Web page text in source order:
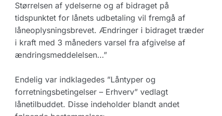
Størrelsen af ydelserne og af bidraget på
tidspunktet for lånets udbetaling vil fremgå af
låneoplysningsbrevet. Ændringer i bidraget træder
i kraft med 3 måneders varsel fra afgivelse af
ændringsmeddelelsen…”
Endelig var indklagedes ”Låntyper og
forretningsbetingelser – Erhverv” vedlagt
lånetilbuddet. Disse indeholder blandt andet